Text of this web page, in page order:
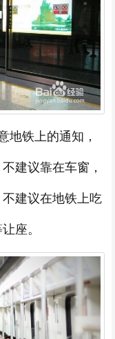
地铁上的通知，
建议靠在车窗，
建议在地铁上吃
座。